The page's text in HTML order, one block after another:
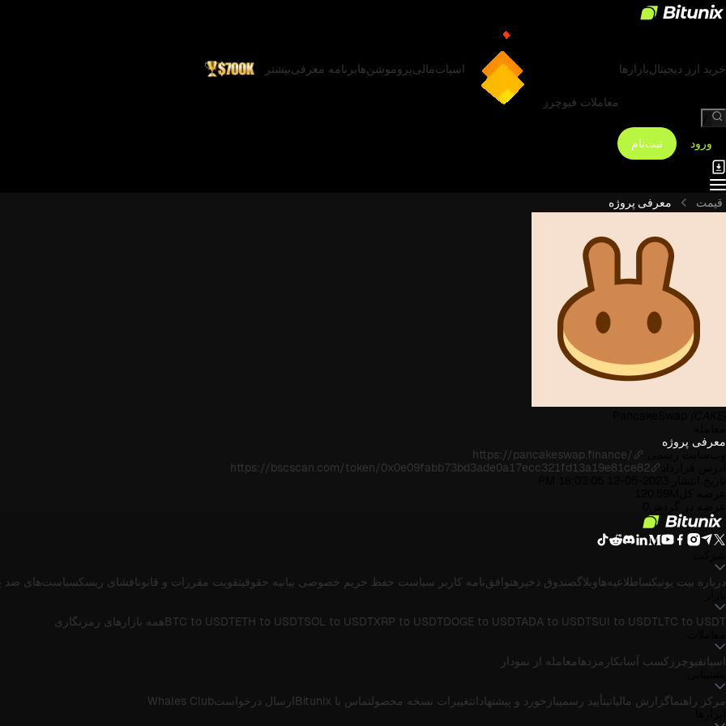
خرید ارز دیجیتالبازارها
معاملات فیوچرز
اسپاتمالیپروموشن‌هابرنامه معرفیبیشتر
ورود
ثبت‌نام
قیمت معرفی پروژه
معرفی پروژه
https://pancakeswap.finance/
https://bscscan.com/token/0x0e09fabb73bd3ade0a17ecc321fd13a19e81ce82
درباره بیت یونیکساطلاعیه‌هاوبلاگصندوق ذخیرهتوافق‌نامه کاربر سیاست حفظ حریم خصوصی بیانیه حقوقیتقویت مقررات و قانونافشای ریسکسیاست‌های ضد
BTC to USDTETH to USDTSOL to USDTXRP to USDTDOGE to USDTADA to USDTSUI to USDTLTC to USDT
همه بازارهای رمزنگاری
اسپاتفیوچرز کسب آسانکارمزدهامعامله از نمودار
مرکز راهنماگزارش مالیاتیتأیید رسمیبازخورد و پیشنهاداتتغییرات نسخه محصولتماس با Bitunix ارسال درخواستWhales Club